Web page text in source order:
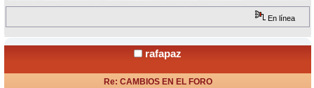
En línea
rafapaz
Re: CAMBIOS EN EL FORO